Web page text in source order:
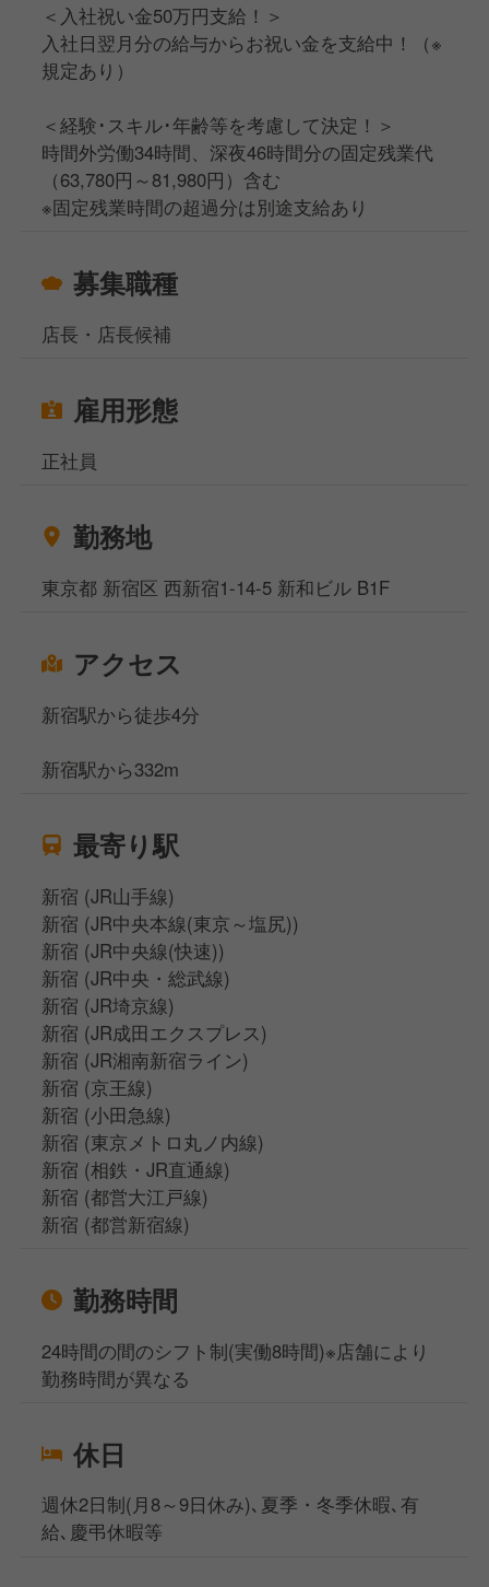
＜入社祝い金50万円支給！＞
入社日翌月分の給与からお祝い金を支給中！（※
規定あり）
＜経験･スキル･年齢等を考慮して決定！＞
時間外労働34時間、深夜46時間分の固定残業代
（63,780円～81,980円）含む
※固定残業時間の超過分は別途支給あり
募集職種
店長・店長候補
雇用形態
正社員
勤務地
東京都 新宿区 西新宿1-14-5 新和ビル B1F
アクセス
新宿駅から徒歩4分
新宿駅から332m
最寄り駅
新宿 (JR山手線)
新宿 (JR中央本線(東京～塩尻))
新宿 (JR中央線(快速))
新宿 (JR中央・総武線)
新宿 (JR埼京線)
新宿 (JR成田エクスプレス)
新宿 (JR湘南新宿ライン)
新宿 (京王線)
新宿 (小田急線)
新宿 (東京メトロ丸ノ内線)
新宿 (相鉄・JR直通線)
新宿 (都営大江戸線)
新宿 (都営新宿線)
勤務時間
24時間の間のシフト制(実働8時間)※店舗により
勤務時間が異なる
休日
週休2日制(月8～9日休み)､夏季・冬季休暇､有
給､慶弔休暇等